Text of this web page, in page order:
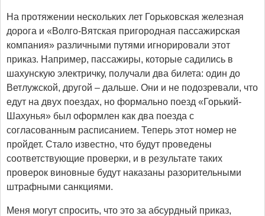
На протяжении нескольких лет Горьковская железная
дорога и «Волго-Вятская пригородная пассажирская
компания» различными путями игнорировали этот
приказ. Например, пассажиры, которые садились в
шахунскую электричку, получали два билета: один до
Ветлужской, другой – дальше. Они и не подозревали, что
едут на двух поездах, но формально поезд «Горький-
Шахунья» был оформлен как два поезда с
согласованным расписанием. Теперь этот номер не
пройдет. Стало известно, что будут проведены
соответствующие проверки, и в результате таких
проверок виновные будут наказаны разорительными
штрафными санкциями.
Меня могут спросить, что это за абсурдный приказ,